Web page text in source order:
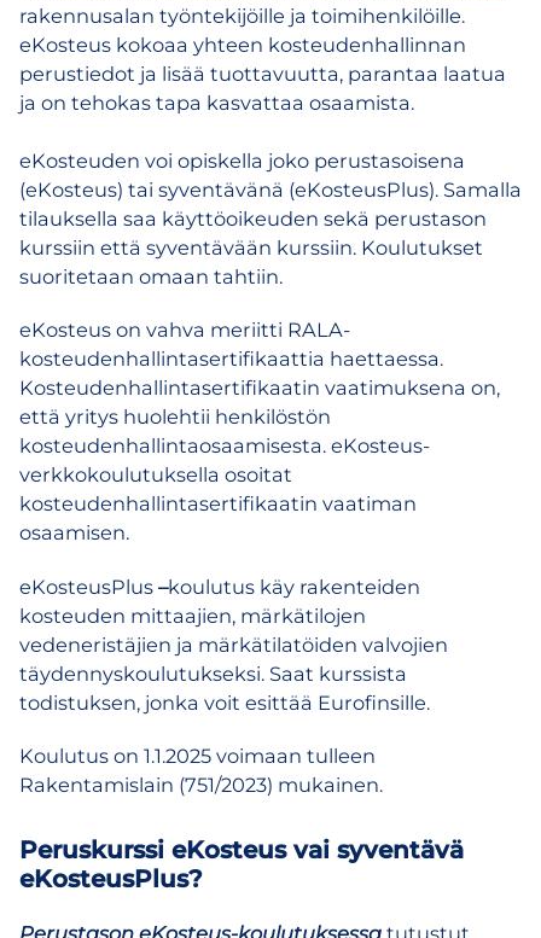
–
verkkokoulutus
kosteudenhallinnasta
rakennustyömaalla
kestotilaus
määrä
rakennusalan työntekijöille ja toimihenkilöille.
eKosteus kokoaa yhteen kosteudenhallinnan
perustiedot ja lisää tuottavuutta, parantaa laatua
ja on tehokas tapa kasvattaa osaamista.
eKosteuden voi opiskella joko perustasoisena
(eKosteus) tai syventävänä (eKosteusPlus). Samalla
tilauksella saa käyttöoikeuden sekä perustason
kurssiin että syventävään kurssiin. Koulutukset
suoritetaan omaan tahtiin.
eKosteus on vahva meriitti RALA-
kosteudenhallintasertifikaattia haettaessa.
Kosteudenhallintasertifikaatin vaatimuksena on,
että yritys huolehtii henkilöstön
kosteudenhallintaosaamisesta. eKosteus-
verkkokoulutuksella osoitat
kosteudenhallintasertifikaatin vaatiman
osaamisen.
eKosteusPlus –koulutus käy rakenteiden
kosteuden mittaajien, märkätilojen
vedeneristäjien ja märkätilatöiden valvojien
täydennyskoulutukseksi. Saat kurssista
todistuksen, jonka voit esittää Eurofinsille.
Koulutus on 1.1.2025 voimaan tulleen
Rakentamislain (751/2023) mukainen.
Peruskurssi eKosteus vai syventävä
eKosteusPlus?
Perustason eKosteus-koulutuksessa tutustut